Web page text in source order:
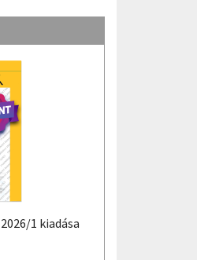
1 kiadása